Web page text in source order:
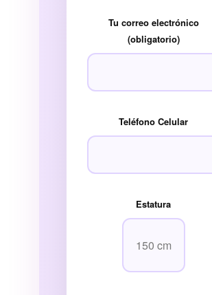
Tu correo electrónico
(obligatorio)
Teléfono Celular
Estatura